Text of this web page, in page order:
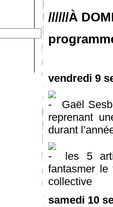
//////À
vendredi 9
Gaël
reprenant
durant
les 5
fantasmer le
collective
samedi 10